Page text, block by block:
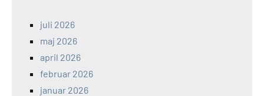
juli 2026
maj 2026
april 2026
februar 2026
januar 2026